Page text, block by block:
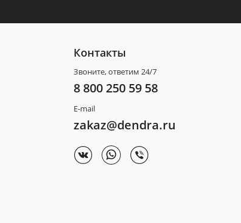
Контакты
Звоните, ответим 24/7
8 800 250 59 58
E-mail
zakaz@dendra.ru